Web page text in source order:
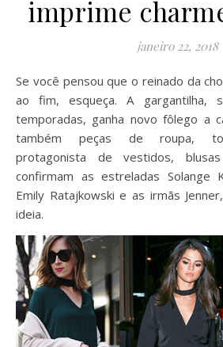
imprime
janeiro 22, 2018
Se você pensou que o reinado da choker estava chegando
ao fim, esqueça. A gargantilha,
temporadas, ganha novo fôlego a
também peças de roupa,
protagonista de vestidos,
confirmam as estreladas Solange
Emily Ratajkowski e as irmãs
ideia.